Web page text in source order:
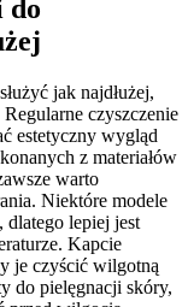
do
jak najdłużej,
czyszczenie
estetyczny wygląd
z materiałów
warto
Niektóre modele
dlatego lepiej jest
Kapcie
je czyścić wilgotną
do pielęgnacji skóry,